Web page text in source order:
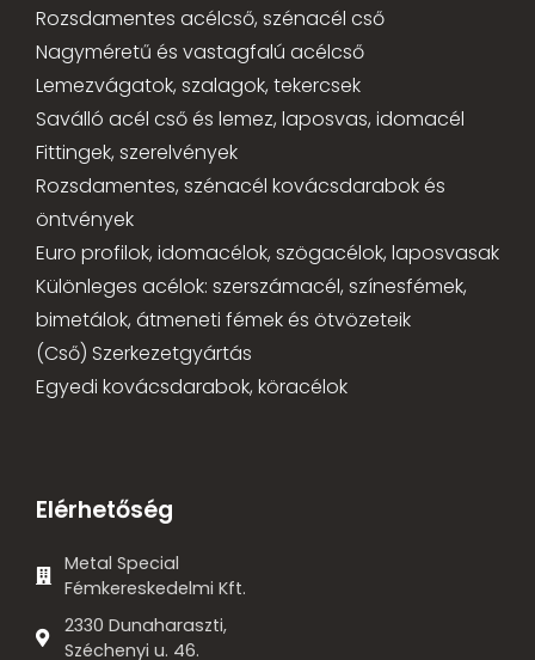
Rozsdamentes acélcső, szénacél cső
Nagyméretű és vastagfalú acélcső
Lemezvágatok, szalagok, tekercsek
Saválló acél cső és lemez, laposvas, idomacél
Fittingek, szerelvények
Rozsdamentes, szénacél kovácsdarabok és
öntvények
Euro profilok, idomacélok, szögacélok, laposvasak
Különleges acélok: szerszámacél, színesfémek,
bimetálok, átmeneti fémek és ötvözeteik
(Cső) Szerkezetgyártás
Egyedi kovácsdarabok, köracélok
Elérhetőség
Metal Special
Fémkereskedelmi Kft.
2330 Dunaharaszti,
Széchenyi u. 46.